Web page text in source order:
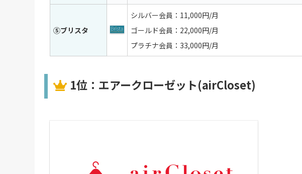
⑤ブリスタ
シルバー会員：11,000円/月
ゴールド会員：22,000円/月
プラチナ会員：33,000円/月
1位：エアークローゼット(airCloset)